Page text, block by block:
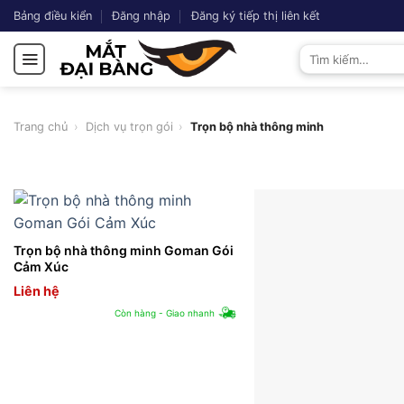
Chuyển
đến
dung
Bảng điều kiển Đăng nhập Đăng ký tiếp thị liên kết
Tìm
kiếm:
Trang chủ › Dịch vụ trọn gói › Trọn bộ nhà thông minh
Trọn bộ nhà thông minh Goman Gói
Cảm Xúc
Liên hệ
Còn hàng - Giao nhanh